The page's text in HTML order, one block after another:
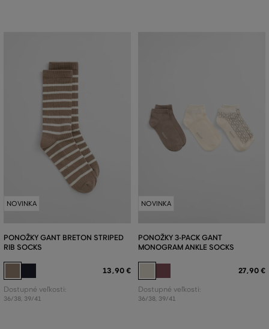
NOVINKA
PONOŽKY GANT BRETON STRIPED
RIB SOCKS
13,90 €
Dostupné veľkosti:
36/38, 39/41
NOVINKA
PONOŽKY 3-PACK GANT
MONOGRAM ANKLE SOCKS
27,90 €
Dostupné veľkosti:
36/38, 39/41